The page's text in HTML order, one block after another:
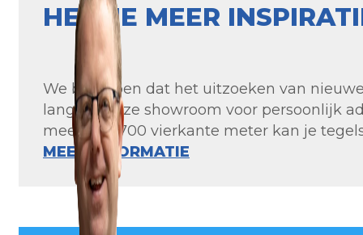
HEB JE MEER
We begrijpen dat het uitzoeken van
langs in onze showroom voor persoonlijk
meer dan 700 vierkante meter kan je
MEER INFORMATIE